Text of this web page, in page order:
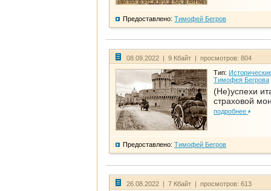
Предоставлено: Тимофей Бегров
08.09.2022 | 9 Кбайт | просмотров: 804
Тип:
Тимофея Бегрова
(Не)успехи
страховой
подробнее
Предоставлено: Тимофей Бегров
26.08.2022 | 7 Кбайт | просмотров: 613